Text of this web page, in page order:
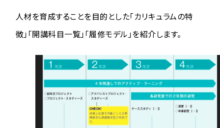
人材を育成することを目的とした「カリキュラムの特
徴」「開講科目一覧」「履修モデル」を紹介します。